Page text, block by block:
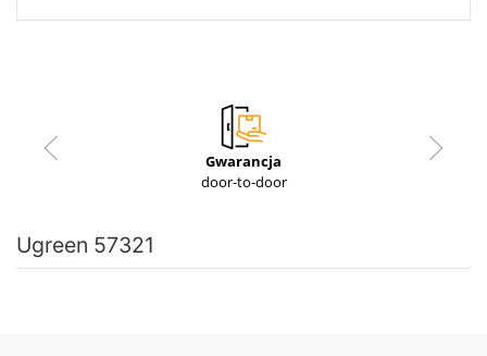
Gwarancja
door-to-door
Ugreen 57321